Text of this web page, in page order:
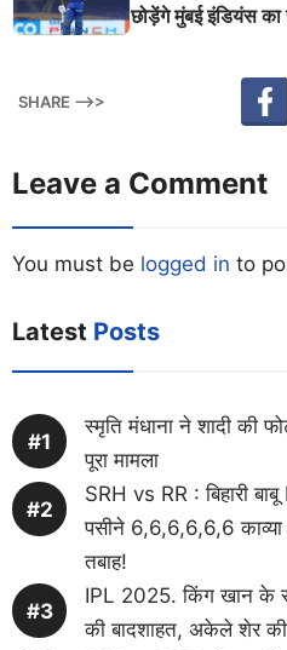
छोड़ेंगे मुंबई इंडियंस
SHARE -->>
Leave a Comment
You must be logged in to
Latest Posts
स्मृति मंधाना ने शादी की
पूरा मामला
SRH vs RR : बिहारी
पसीने 6,6,6,6,6,6
तबाह!
IPL 2025. किंग खान के
की बादशाहत, अकेले शेर